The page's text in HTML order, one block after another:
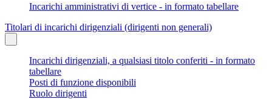
Incarichi amministrativi di vertice - in formato tabellare
Titolari di incarichi dirigenziali (dirigenti non generali)
Incarichi dirigenziali, a qualsiasi titolo conferiti - in formato
tabellare
Posti di funzione disponibili
Ruolo dirigenti